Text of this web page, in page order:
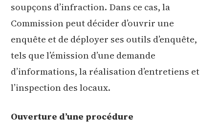
soupçons d’infraction. Dans ce cas, la
Commission peut décider d’ouvrir une
enquête et de déployer ses outils d’enquête,
tels que l’émission d’une demande
d’informations, la réalisation d’entretiens et
l’inspection des locaux.
Ouverture d’une procédure